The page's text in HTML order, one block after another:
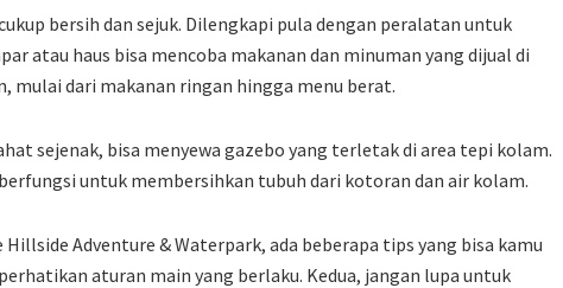
bersih dan sejuk. Dilengkapi pula dengan peralatan untuk
atau haus bisa mencoba makanan dan minuman yang dijual di
mulai dari makanan ringan hingga menu berat.
sejenak, bisa menyewa gazebo yang terletak di area tepi kolam.
untuk membersihkan tubuh dari kotoran dan air kolam.
Adventure & Waterpark, ada beberapa tips yang bisa kamu
aturan main yang berlaku. Kedua, jangan lupa untuk